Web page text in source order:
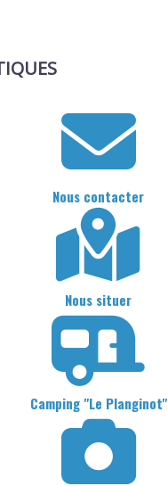
Nous contacter
Nous situer
Camping "Le Planginot"